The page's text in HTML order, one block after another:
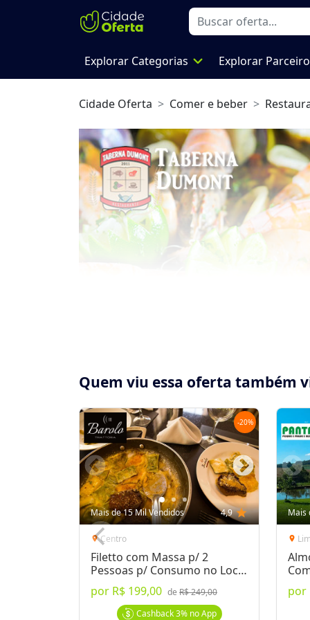
Explorar Categorias expand_more Explorar
Cidade Oferta Comer e beber
Compartilhe essa Oferta:
Receba as novidades do Cidade Oferta no seu
WhatsApp!
Destaques & Regras
Voucher Imediato: pode ser impresso
para liberação)
Quem viu essa oferta também
-20%
Mais de 15 Mil Vendidos 4,9 star
location_onCentro
Filetto com Massa p/ 2
Pessoas p/ Consumo no Local
ou Delivery
por R$ 199,00 de R$ 249,00
Cashback3%no App
Mais
location_on
por